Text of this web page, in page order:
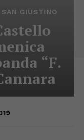
SAN GIUSTINO
“F.